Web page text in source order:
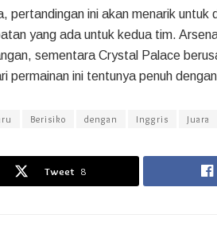
pertandingan ini akan menarik
yang ada untuk kedua tim.
sementara Crystal Palace
permainan ini tentunya penuh
Berisiko dengan Inggris Juara
Tweet 8